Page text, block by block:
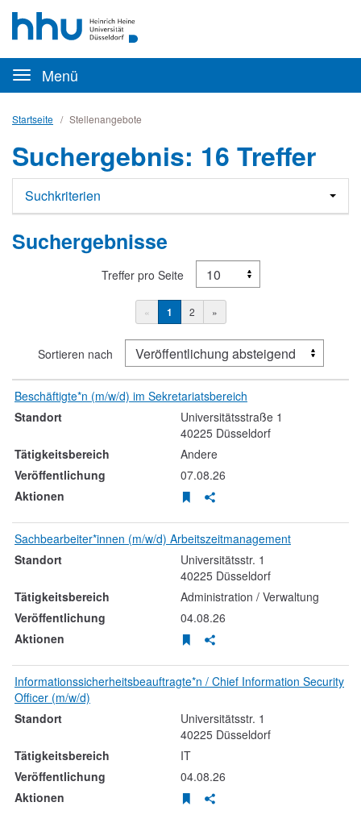
Zum
Inhalt
Anmelden
Zur
Navigation
Zur
Startseite
Karriereportal
|
-
Heine
Universität
Düsseldorf
Hauptnavigation
Menü
Startseite Stellenangebote
Suchergebnis: 16 Treffer
Suchergebnis
Suchkriterien
Suchergebnisse
Treffer pro Seite
Vorherige
Seite
1
Aktuelle
Seite
1
2-
Wechseln
zu
Seite
2
Nächste
Seite
Sortieren nach
sortiert
Stellentitel
Tätigkeitsbereich
Veröffentlichung
Aktionen
Beschäftigte*n (m/w/d) im Sekretariatsbereich
Universitätsstraße 1
40225 Düsseldorf
Andere
07.08.26
Stellenanzeige merken
Sachbearbeiter*innen (m/w/d) Arbeitszeitmanagement
Universitätsstr. 1
40225 Düsseldorf
Administration / Verwaltung
04.08.26
Stellenanzeige merken
Informationssicherheitsbeauftragte*n / Chief Information Security
Officer (m/w/d)
Universitätsstr. 1
40225 Düsseldorf
IT
04.08.26
Stellenanzeige merken